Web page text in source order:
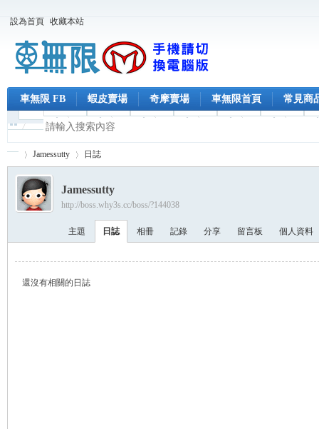
設為首頁 收藏本站
車無限 FB 蝦皮賣場 奇摩賣場 車無限首頁 常見商
›
Jamessutty 日誌
Jamessutty
http://boss.why3s.cc/boss/?144038
主題 日誌 相冊 記錄 分享 留言板 個人資料
還沒有相關的日誌